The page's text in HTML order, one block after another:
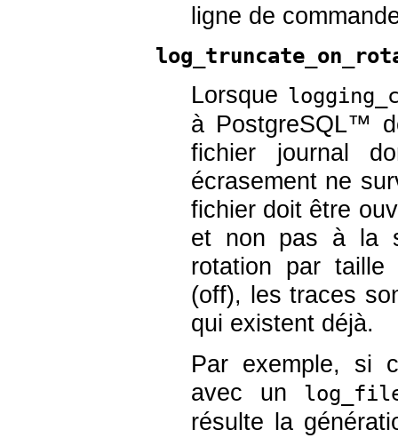
ligne de
Lorsque
à PostgreSQL™
fichier journal
écrasement ne
fichier doit être
et non pas à la
rotation par taille
(off), les traces
qui existent déjà.
Par exemple, si
avec un
résulte la